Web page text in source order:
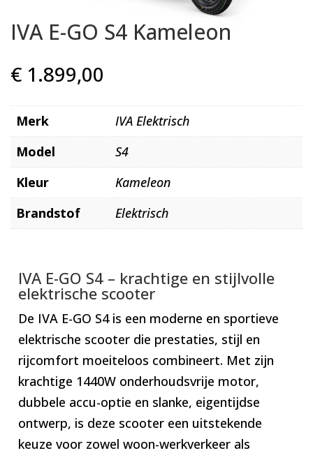
IVA E-GO S4 Kameleon
€ 1.899,00
Merk
IVA Elektrisch
Model
S4
Kleur
Kameleon
Brandstof
Elektrisch
IVA E-GO S4 – krachtige en stijlvolle
elektrische scooter
De IVA E-GO S4 is een moderne en sportieve
elektrische scooter die prestaties, stijl en
rijcomfort moeiteloos combineert. Met zijn
krachtige 1440W onderhoudsvrije motor,
dubbele accu-optie en slanke, eigentijdse
ontwerp, is deze scooter een uitstekende
keuze voor zowel woon-werkverkeer als